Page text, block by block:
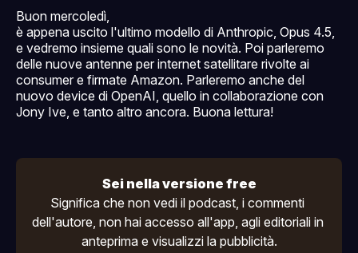
Buon mercoledì,
è appena uscito l'ultimo modello di Anthropic, Opus 4.5,
e vedremo insieme quali sono le novità. Poi parleremo
delle nuove antenne per internet satellitare rivolte ai
consumer e firmate Amazon. Parleremo anche del
nuovo device di OpenAI, quello in collaborazione con
Jony Ive, e tanto altro ancora. Buona lettura!
Sei nella versione free
Significa che non vedi il podcast, i commenti
dell'autore, non hai accesso all'app , agli editoriali in
anteprima e visualizzi la pubblicità.